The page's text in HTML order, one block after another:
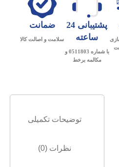
پشتیبانی 24
ساعته
با شماره 0511803 و
مکالمه برخط
ضمانت
سلامت و اصالت کالا
توضیحات تکمیلی
نظرات (0)